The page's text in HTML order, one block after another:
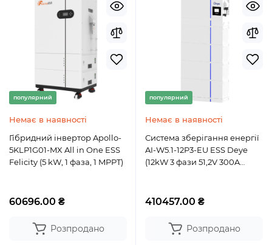
популярний
Немає в наявності
Гібридний інвертор Apollo-
5KLP1G01-MX All in One ESS
Felicity (5 kW, 1 фаза, 1 MPPT)
60696.00 ₴
Розпродано
популярний
Немає в наявності
Система зберігання енергії
AI-W5.1-12P3-EU ESS Deye
(12kW 3 фази 51,2V 300A
410457.00 ₴
Розпродано